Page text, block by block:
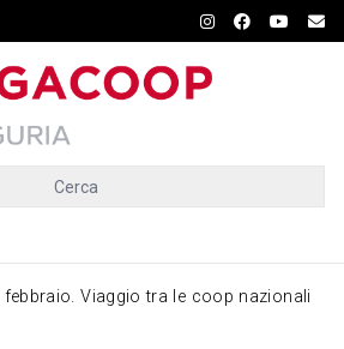
Cerca
febbraio. Viaggio tra le coop nazionali